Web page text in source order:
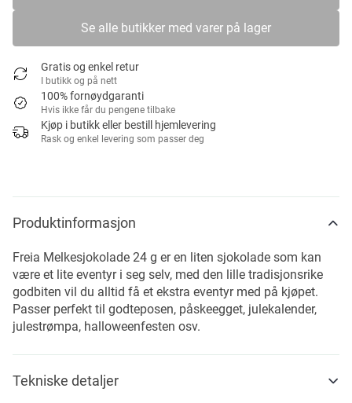
Se alle butikker med varer på lager
Gratis og enkel retur
I butikk og på nett
100% fornøydgaranti
Hvis ikke får du pengene tilbake
Kjøp i butikk eller bestill hjemlevering
Rask og enkel levering som passer deg
Produktinformasjon
Freia Melkesjokolade 24 g er en liten sjokolade som kan
være et lite eventyr i seg selv, med den lille tradisjonsrike
godbiten vil du alltid få et ekstra eventyr med på kjøpet.
Passer perfekt til godteposen, påskeegget, julekalender,
julestrømpa, halloweenfesten osv.
Tekniske detaljer